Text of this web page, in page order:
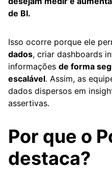
de BI.
Isso ocorre porque ele
dados, criar dashboards
informações de forma
escalável. Assim, as
dados dispersos em
assertivas.
Por que o
destaca?